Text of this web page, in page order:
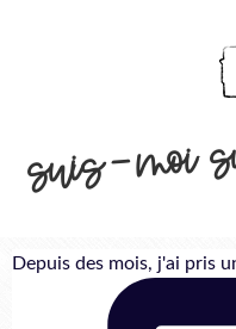
suis-moi
Depuis des mois, j'ai pris